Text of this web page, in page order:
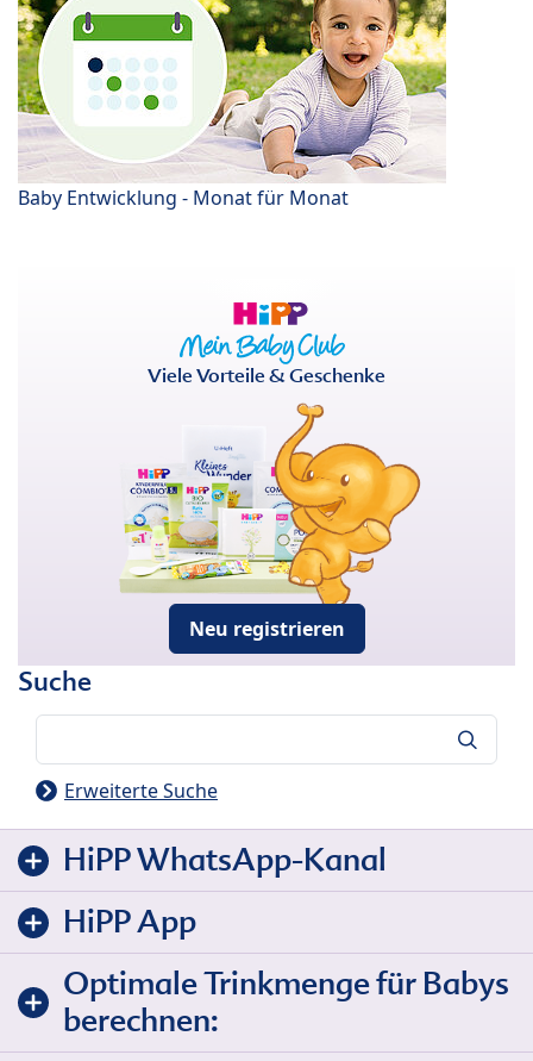
Baby Entwicklung - Monat für Monat
Viele Vorteile & Geschenke
Neu registrieren
Suche
Erweiterte Suche
HiPP WhatsApp-Kanal
HiPP App
Optimale Trinkmenge für Babys
berechnen: